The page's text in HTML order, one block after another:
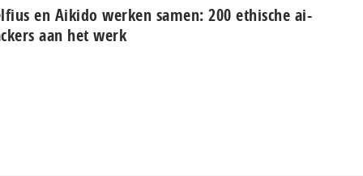
en Aikido werken samen: 200 ethische ai-
aan het werk